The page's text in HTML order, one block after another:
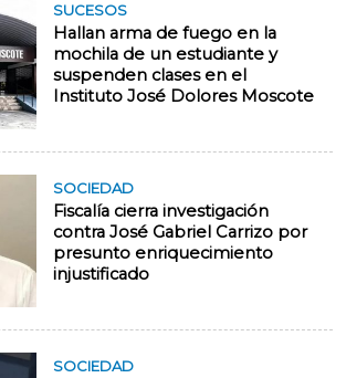
SUCESOS
Hallan arma de fuego en la
mochila de un estudiante y
suspenden clases en el
Instituto José Dolores Moscote
SOCIEDAD
Fiscalía cierra investigación
contra José Gabriel Carrizo por
presunto enriquecimiento
injustificado
SOCIEDAD